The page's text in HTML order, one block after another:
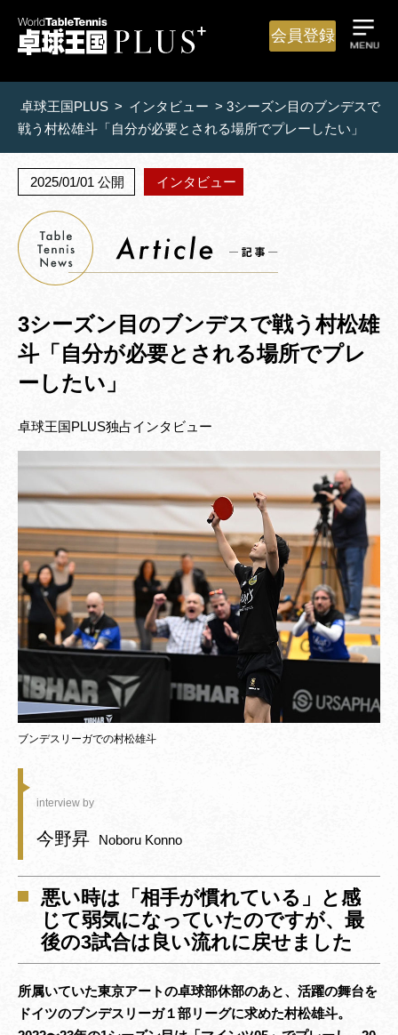
会員登録
卓球王国PLUS > インタビュー > 3シーズン目のブンデスで
戦う村松雄斗「自分が必要とされる場所でプレーしたい」
2025/01/01 公開 インタビュー
3シーズン目のブンデスで戦う村松雄
斗「自分が必要とされる場所でプレ
ーしたい」
卓球王国PLUS独占インタビュー
ブンデスリーガでの村松雄斗
interview by
今野昇 Noboru Konno
悪い時は「相手が慣れている」と感
じて弱気になっていたのですが、最
後の3試合は良い流れに戻せました
所属いていた東京アートの卓球部休部のあと、活躍の舞台を
ドイツのブンデスリーガ１部リーグに求めた村松雄斗。